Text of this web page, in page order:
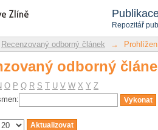
Repozitář
odborný
Recenzovaný odborný článek →
odborný
O P Q R S T U V W X Y Z